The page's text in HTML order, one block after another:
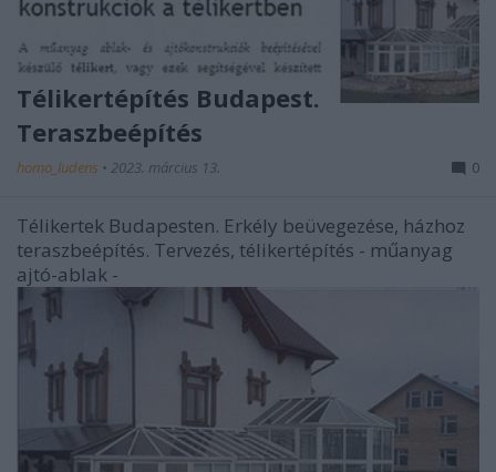
Télikertépítés Budapest.
Teraszbeépítés
homo_ludens • 2023. március 13. 0
Télikertek Budapesten. Erkély beüvegezése, házhoz
teraszbeépítés. Tervezés, télikertépítés - műanyag
ajtó-ablak -